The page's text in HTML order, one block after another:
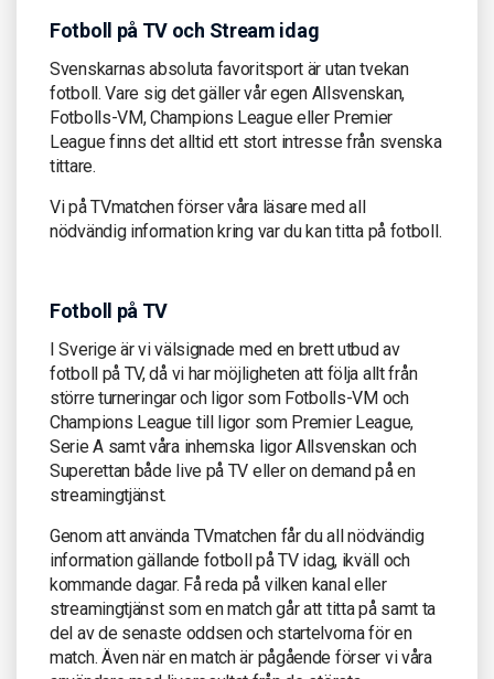
Fotboll på TV och Stream idag
Svenskarnas absoluta favoritsport är utan tvekan
fotboll. Vare sig det gäller vår egen Allsvenskan,
Fotbolls-VM, Champions League eller Premier
League finns det alltid ett stort intresse från svenska
tittare.
Vi på TVmatchen förser våra läsare med all
nödvändig information kring var du kan titta på fotboll.
Fotboll på TV
I Sverige är vi välsignade med en brett utbud av
fotboll på TV, då vi har möjligheten att följa allt från
större turneringar och ligor som Fotbolls-VM och
Champions League till ligor som Premier League,
Serie A samt våra inhemska ligor Allsvenskan och
Superettan både live på TV eller on demand på en
streamingtjänst.
Genom att använda TVmatchen får du all nödvändig
information gällande fotboll på TV idag, ikväll och
kommande dagar. Få reda på vilken kanal eller
streamingtjänst som en match går att titta på samt ta
del av de senaste oddsen och startelvorna för en
match. Även när en match är pågående förser vi våra